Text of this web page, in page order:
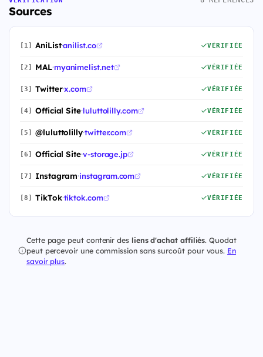
Sources
[1] AniList·anilist.co VÉRIFIÉE
[2] MAL·myanimelist.net VÉRIFIÉE
[3] Twitter·x.com VÉRIFIÉE
[4] Official Site·luluttolilly.com VÉRIFIÉE
[5] @luluttolilly·twitter.com VÉRIFIÉE
[6] Official Site·v-storage.jp VÉRIFIÉE
[7] Instagram·instagram.com VÉRIFIÉE
[8] TikTok·tiktok.com VÉRIFIÉE
Cette page peut contenir des liens d'achat affiliés. Quodat
peut percevoir une commission sans surcoût pour vous. En
savoir plus.